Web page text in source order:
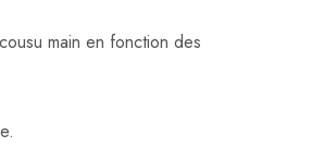
main en fonction des